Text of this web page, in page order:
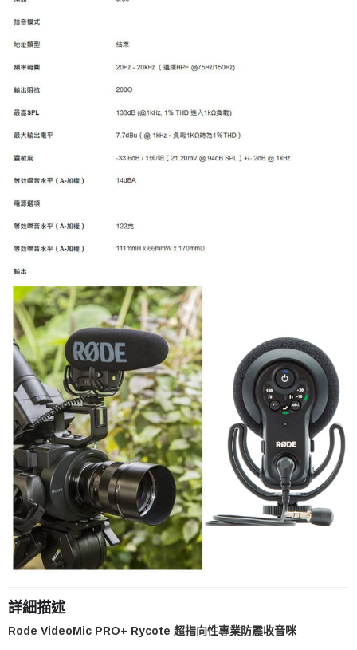
詳細描述
Rode VideoMic PRO+ Rycote 超指向性專業防震收音咪